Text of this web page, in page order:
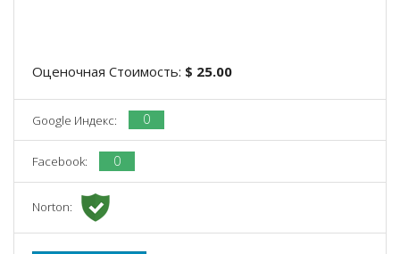
Оценочная Стоимость: $ 25.00
Google Индекс: 0
Facebook: 0
Norton: